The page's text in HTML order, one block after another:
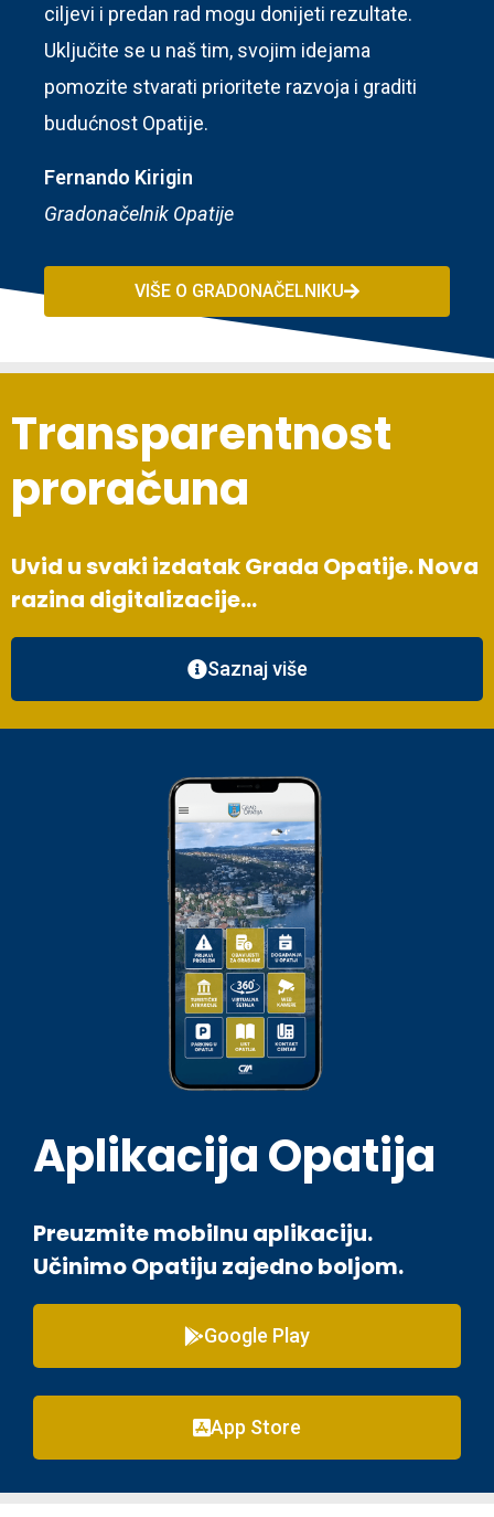
ciljevi i predan rad mogu donijeti rezultate.
Uključite se u naš tim, svojim idejama
pomozite stvarati prioritete razvoja i graditi
budućnost Opatije.
Fernando Kirigin
Gradonačelnik Opatije
VIŠE O GRADONAČELNIKU
Transparentnost
proračuna
Uvid u svaki izdatak Grada Opatije. Nova
razina digitalizacije…
Saznaj više
Aplikacija Opatija
Preuzmite mobilnu aplikaciju.
Učinimo Opatiju zajedno boljom.
Google Play
App Store